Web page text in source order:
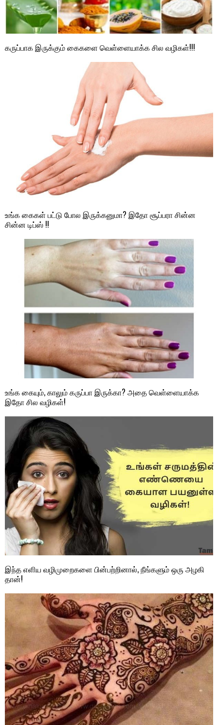
கருப்பாக இருக்கும் கைகளை வெள்ளையாக்க சில வழிகள்!!!
உங்க கைகள் பட்டு போல இருக்கனுமா? இதோ சூப்பரா சின்ன
சின்ன டிப்ஸ் !!
உங்க கையும், காலும் கருப்பா இருக்கா? அதை வெள்ளையாக்க
இதோ சில வழிகள்!
இந்த எளிய வழிமுறைகளை பின்பற்றினால், நீங்களும் ஒரு அழகி
தான்!